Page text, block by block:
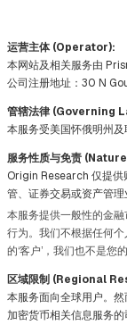
运营主体 (Operator):
本网站及相关服务由
公司注册地址：30 N
管辖法律 (Governing
本服务受美国怀俄明州及
服务性质与免责
Origin Research 仅提供
管、证券交易或资产管理
本服务提供一般性的金
行为。我们不根据任何
的‘客户’，我们也不是您的
区域限制 (Regional
本服务面向全球用户。
加密货币相关信息服务